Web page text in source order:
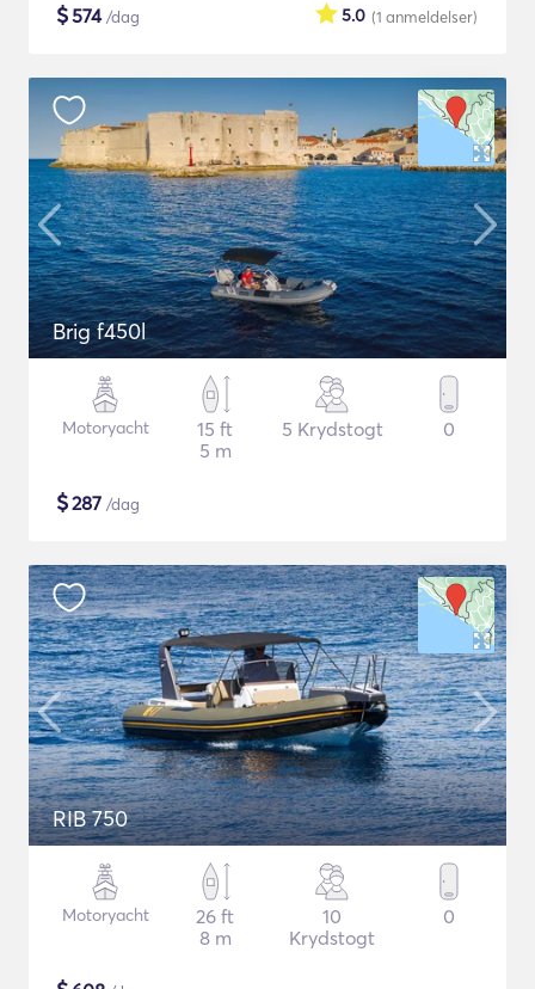
$574/dag (1 anmeldelser)
5.0
Brig f450l
Motoryacht
15 ft
5 m
5 Krydstogt 0
$287 /dag
RIB 750
Motoryacht
26 ft
8 m
10
Krydstogt
0